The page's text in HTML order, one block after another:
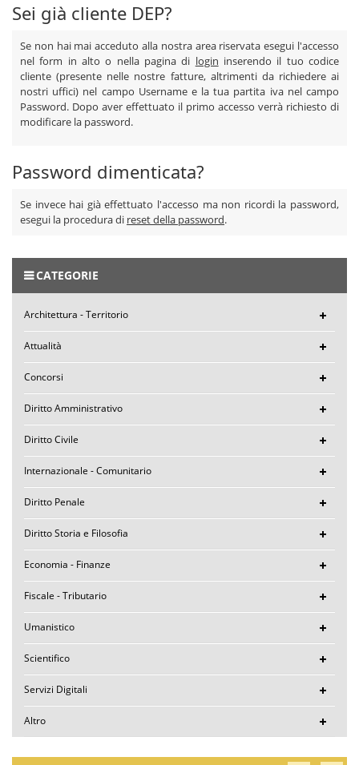
Sei già cliente DEP?
Se non hai mai acceduto alla nostra area riservata esegui l'accesso
nel form in alto o nella pagina di login inserendo il tuo codice
cliente (presente nelle nostre fatture, altrimenti da richiedere ai
nostri uffici) nel campo Username e la tua partita iva nel campo
Password. Dopo aver effettuato il primo accesso verrà richiesto di
modificare la password.
Password dimenticata?
Se invece hai già effettuato l'accesso ma non ricordi la password,
esegui la procedura di reset della password.
CATEGORIE
Architettura - Territorio
Attualità
Concorsi
Diritto Amministrativo
Diritto Civile
Internazionale - Comunitario
Diritto Penale
Diritto Storia e Filosofia
Economia - Finanze
Fiscale - Tributario
Umanistico
Scientifico
Servizi Digitali
Altro